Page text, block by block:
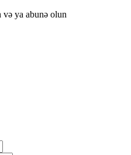
ya abunə olun